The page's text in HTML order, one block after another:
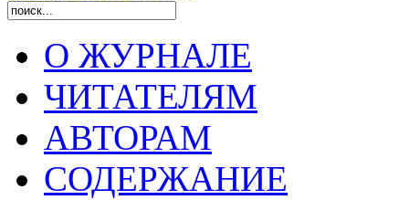
О ЖУРНАЛЕ
ЧИТАТЕЛЯМ
АВТОРАМ
СОДЕРЖАНИЕ